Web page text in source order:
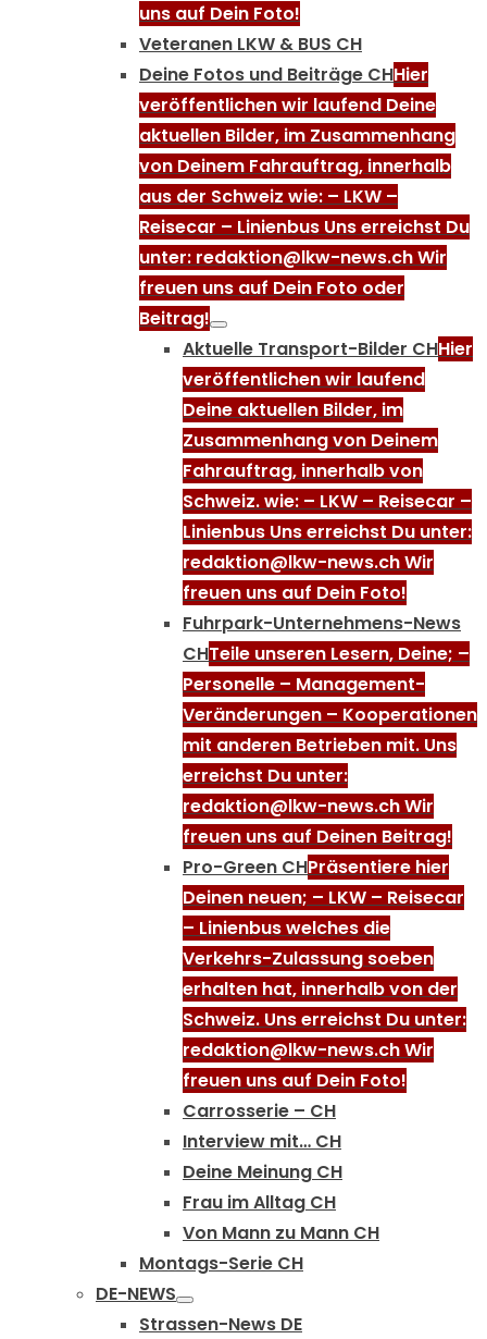
uns auf Dein Foto!
Veteranen LKW & BUS CH
Deine Fotos und Beiträge CHHier
veröffentlichen wir laufend Deine
aktuellen Bilder, im Zusammenhang
von Deinem Fahrauftrag, innerhalb
aus der Schweiz wie: – LKW –
Reisecar – Linienbus Uns erreichst Du
unter: redaktion@lkw-news.ch Wir
freuen uns auf Dein Foto oder
Beitrag!
Aktuelle Transport-Bilder CHHier
veröffentlichen wir laufend
Deine aktuellen Bilder, im
Zusammenhang von Deinem
Fahrauftrag, innerhalb von
Schweiz. wie: – LKW – Reisecar –
Linienbus Uns erreichst Du unter:
redaktion@lkw-news.ch Wir
freuen uns auf Dein Foto!
Fuhrpark-Unternehmens-News
CHTeile unseren Lesern, Deine; –
Personelle – Management-
Veränderungen – Kooperationen
mit anderen Betrieben mit. Uns
erreichst Du unter:
redaktion@lkw-news.ch Wir
freuen uns auf Deinen Beitrag!
Pro-Green CHPräsentiere hier
Deinen neuen; – LKW – Reisecar
– Linienbus welches die
Verkehrs-Zulassung soeben
erhalten hat, innerhalb von der
Schweiz. Uns erreichst Du unter:
redaktion@lkw-news.ch Wir
freuen uns auf Dein Foto!
Carrosserie – CH
Interview mit… CH
Deine Meinung CH
Frau im Alltag CH
Von Mann zu Mann CH
Montags-Serie CH
DE-NEWS
Strassen-News DE